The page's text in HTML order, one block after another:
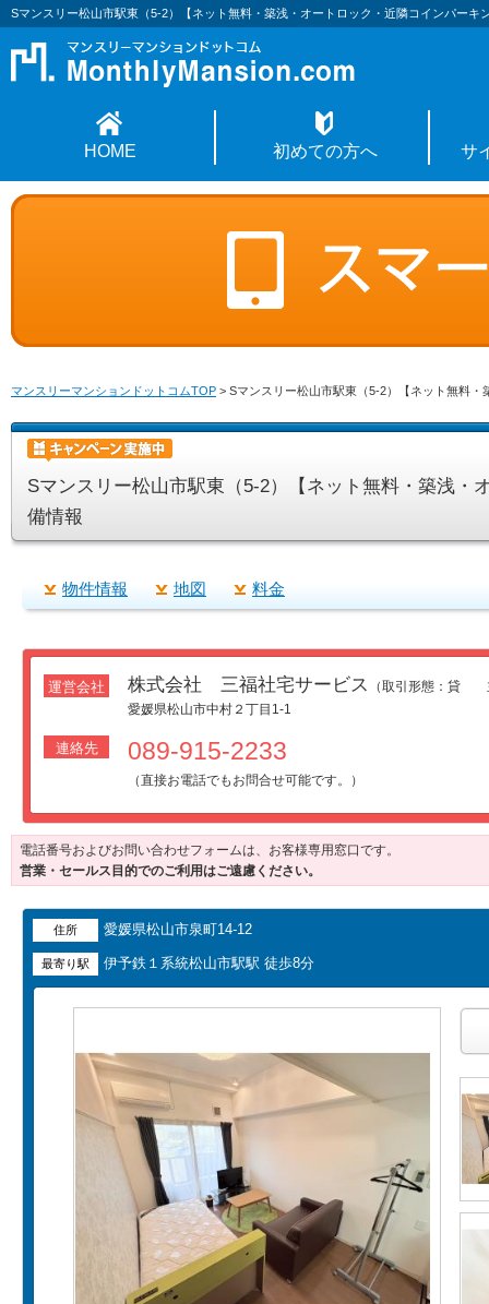
Sマンスリー松山市駅東（5-2）【ネット無料・築浅・オートロック・近隣コインパーキ
HOME 初めての方へ サ
マンスリーマンションドットコムTOP > Sマンスリー松山市駅東（5-2）【ネット無料
Sマンスリー松山市駅東（5-2）【ネット無料・築浅・
備情報
物件情報 地図 料金
運営会社 株式会社 三福社宅サービス
（取引形態：貸
愛媛県松山市中村２丁目1-1
連絡先 089-915-2233
（直接お電話でもお問合せ可能です。）
電話番号およびお問い合わせフォームは、お客様専用窓口です。
営業・セールス目的でのご利用はご遠慮ください。
住所 愛媛県松山市泉町14-12
最寄り駅 伊予鉄１系統松山市駅駅 徒歩8分